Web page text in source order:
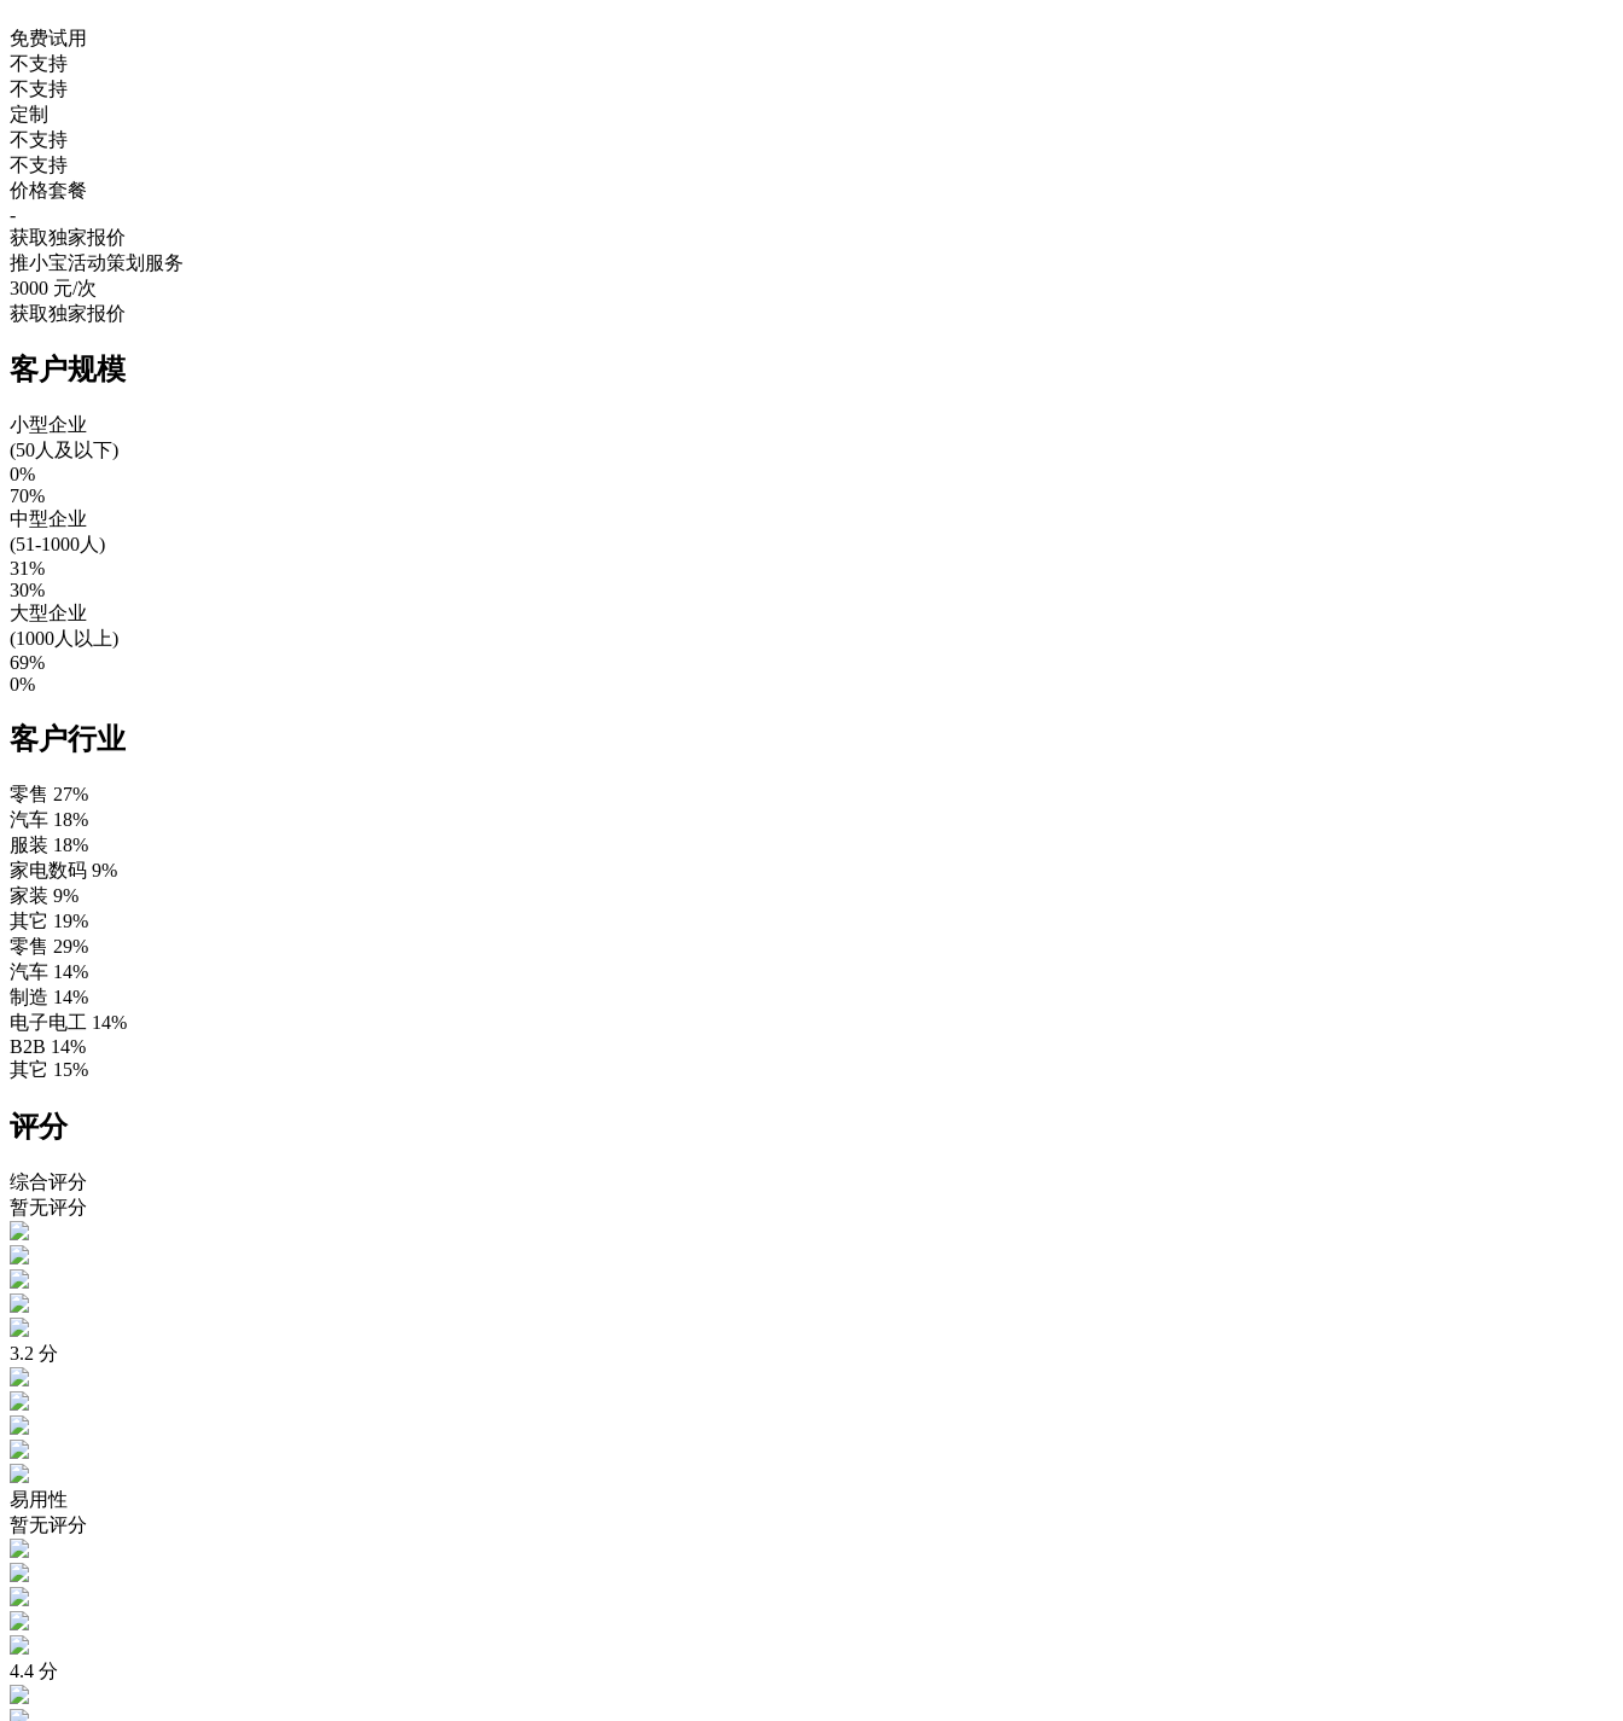
免费试用
不支持
不支持
定制
不支持
不支持
价格套餐
-
获取独家报价
推小宝活动策划服务
3000 元/次
获取独家报价
客户规模
小型企业
(50人及以下)
0%
70%
中型企业
(51-1000人)
31%
30%
大型企业
(1000人以上)
69%
0%
客户行业
零售 27%
汽车 18%
服装 18%
家电数码 9%
家装 9%
其它 19%
零售 29%
汽车 14%
制造 14%
电子电工 14%
B2B 14%
其它 15%
评分
综合评分
暂无评分
3.2 分
易用性
暂无评分
4.4 分